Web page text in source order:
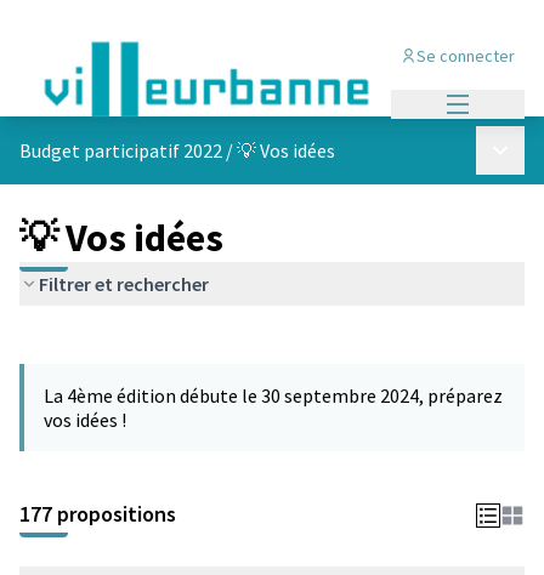
Se connecter
Budget participatif 2022 /💡 Vos idées
💡 Vos idées
Filtrer et rechercher
−
La 4ème édition débute le 30 septembre 2024, préparez
vos idées !
177 propositions